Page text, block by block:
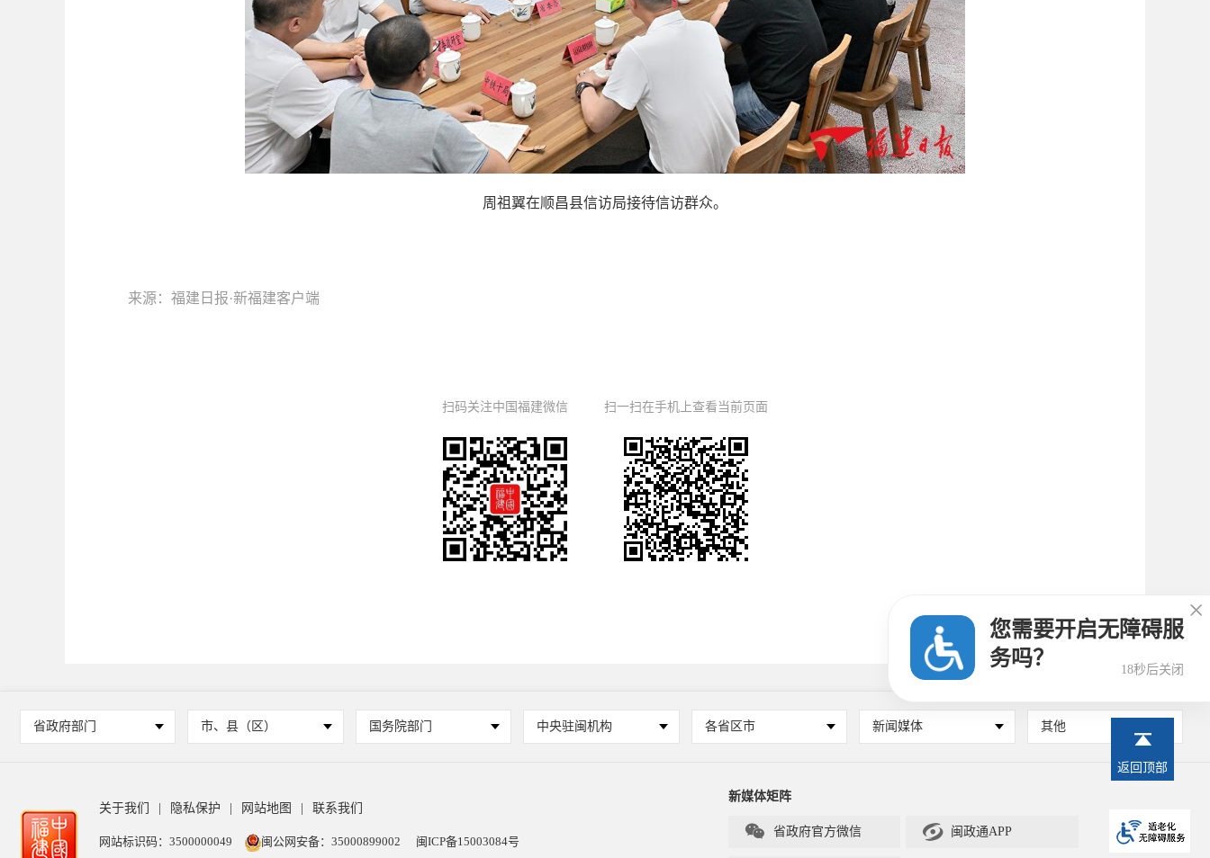
周祖翼在顺昌县信访局接待信访群众。
来源：福建日报·新福建客户端
扫码关注中国福建微信 扫一扫在手机上查看当前页面
省政府部门 市、县（区） 国务院部门 中央驻闽机构 各省区市 新闻媒体 其他
关于我们 隐私保护 网站地图 联系我们
网站标识码：3500000049 闽公网安备：35000899002 闽ICP备15003084号
新媒体矩阵
 省政府官方微信  闽政通APP
返回顶部
您需要开启无障碍服
务吗？
17秒后关闭
